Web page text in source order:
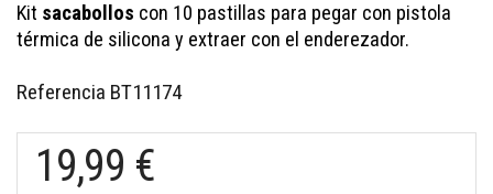
Kit sacabollos con 10 pastillas para pegar con pistola
térmica de silicona y extraer con el enderezador.
Referencia BT11174
19,99 €